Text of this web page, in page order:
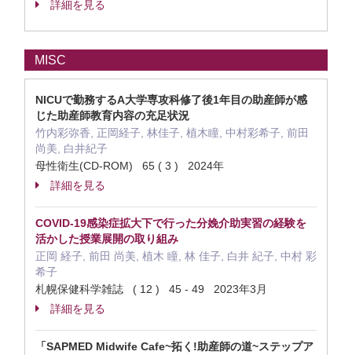
詳細を見る
MISC
NICUで勤務するA大学専攻科修了後1年目の助産師が感
じた助産師教育内容の充足状況
竹内彩弥香, 正岡経子, 林佳子, 植木瞳, 中村彩希子, 前田
尚美, 白井紀子
母性衛生(CD-ROM) 65 ( 3 ) 2024年
詳細を見る
COVID-19感染症拡大下で行った分娩介助実習の経験を
活かした授業展開の取り組み
正岡 経子, 前田 尚美, 植木 瞳, 林 佳子, 白井 紀子, 中村 彩
希子
札幌保健科学雑誌 ( 12 ) 45 - 49 2023年3月
詳細を見る
「SAPMED Midwife Cafe~拓く!助産師の道~ステップア